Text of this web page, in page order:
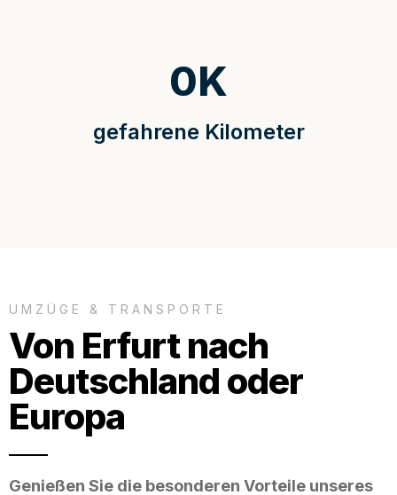
gefahrene Kilometer
0K
UMZÜGE & TRANSPORTE
Von Erfurt nach
Deutschland oder
Europa
Genießen Sie die besonderen Vorteile unseres